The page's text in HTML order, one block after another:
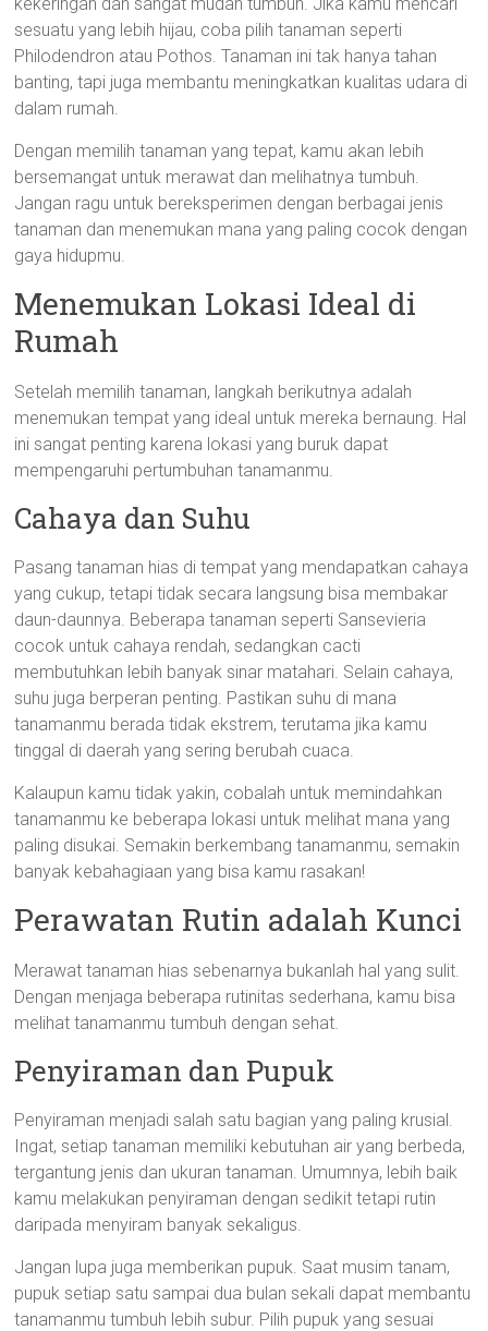
sesuatu yang lebih hijau, coba pilih tanaman seperti
Philodendron atau Pothos. Tanaman ini tak hanya tahan
banting, tapi juga membantu meningkatkan kualitas udara di
dalam rumah.
Dengan memilih tanaman yang tepat, kamu akan lebih
bersemangat untuk merawat dan melihatnya tumbuh.
Jangan ragu untuk bereksperimen dengan berbagai jenis
tanaman dan menemukan mana yang paling cocok dengan
gaya hidupmu.
Menemukan Lokasi Ideal di
Rumah
Setelah memilih tanaman, langkah berikutnya adalah
menemukan tempat yang ideal untuk mereka bernaung. Hal
ini sangat penting karena lokasi yang buruk dapat
mempengaruhi pertumbuhan tanamanmu.
Cahaya dan Suhu
Pasang tanaman hias di tempat yang mendapatkan cahaya
yang cukup, tetapi tidak secara langsung bisa membakar
daun-daunnya. Beberapa tanaman seperti Sansevieria
cocok untuk cahaya rendah, sedangkan cacti
membutuhkan lebih banyak sinar matahari. Selain cahaya,
suhu juga berperan penting. Pastikan suhu di mana
tanamanmu berada tidak ekstrem, terutama jika kamu
tinggal di daerah yang sering berubah cuaca.
Kalaupun kamu tidak yakin, cobalah untuk memindahkan
tanamanmu ke beberapa lokasi untuk melihat mana yang
paling disukai. Semakin berkembang tanamanmu, semakin
banyak kebahagiaan yang bisa kamu rasakan!
Perawatan Rutin adalah Kunci
Merawat tanaman hias sebenarnya bukanlah hal yang sulit.
Dengan menjaga beberapa rutinitas sederhana, kamu bisa
melihat tanamanmu tumbuh dengan sehat.
Penyiraman dan Pupuk
Penyiraman menjadi salah satu bagian yang paling krusial.
Ingat, setiap tanaman memiliki kebutuhan air yang berbeda,
tergantung jenis dan ukuran tanaman. Umumnya, lebih baik
kamu melakukan penyiraman dengan sedikit tetapi rutin
daripada menyiram banyak sekaligus.
Jangan lupa juga memberikan pupuk. Saat musim tanam,
pupuk setiap satu sampai dua bulan sekali dapat membantu
tanamanmu tumbuh lebih subur. Pilih pupuk yang sesuai